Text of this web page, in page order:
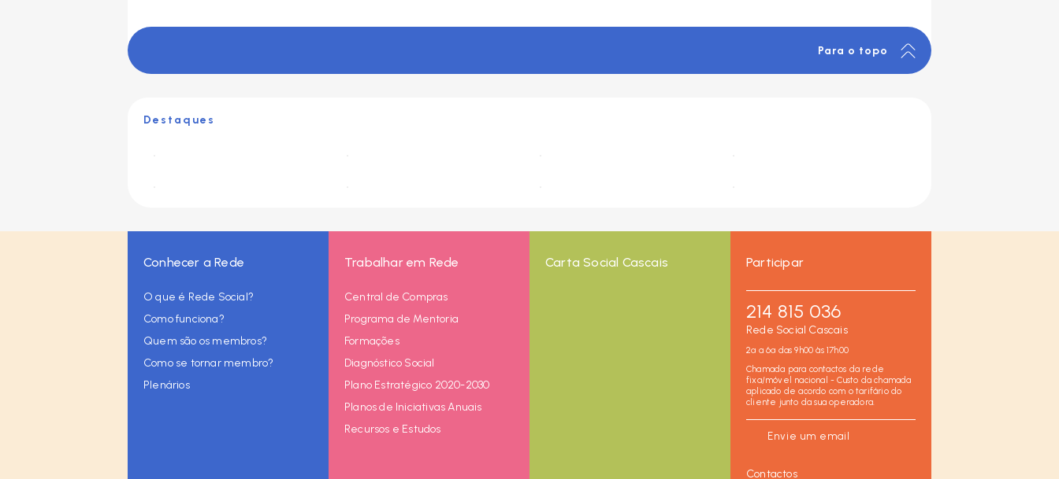
Para o topo
Destaques
Conhecer a Rede
O que é Rede Social?
Como funciona?
Quem são os membros?
Como se tornar membro?
Plenários
Trabalhar em Rede
Central de Compras
Programa de Mentoria
Formações
Diagnóstico Social
Plano Estratégico 2020-2030
Planos de Iniciativas Anuais
Recursos e Estudos
Carta Social Cascais Participar
214 815 036
Rede Social Cascais
2ª a 6ª das 9h00 às 17h00
Chamada para contactos da rede
fixa/móvel nacional - Custo da chamada
aplicado de acordo com o tarifário do
cliente junto da sua operadora.
Envie um email
Contactos